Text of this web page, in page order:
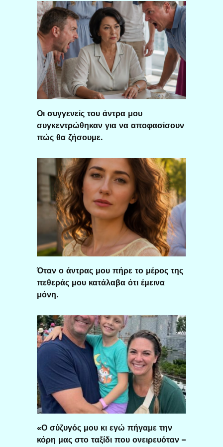
Οι συγγενείς του άντρα μου
συγκεντρώθηκαν για να αποφασίσουν
πώς θα ζήσουμε.
Όταν ο άντρας μου πήρε το μέρος της
πεθεράς μου κατάλαβα ότι έμεινα
μόνη.
«Ο σύζυγός μου κι εγώ πήγαμε την
κόρη μας στο ταξίδι που ονειρευόταν –